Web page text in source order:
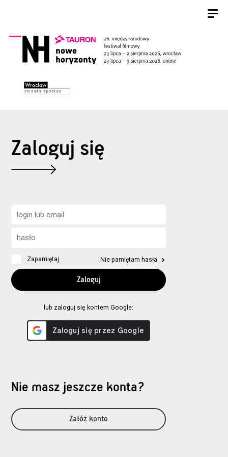
Zaloguj się
Zapamiętaj Nie pamiętam hasła
lub zaloguj się kontem Google:
Nie masz jeszcze konta?
Załóż konto